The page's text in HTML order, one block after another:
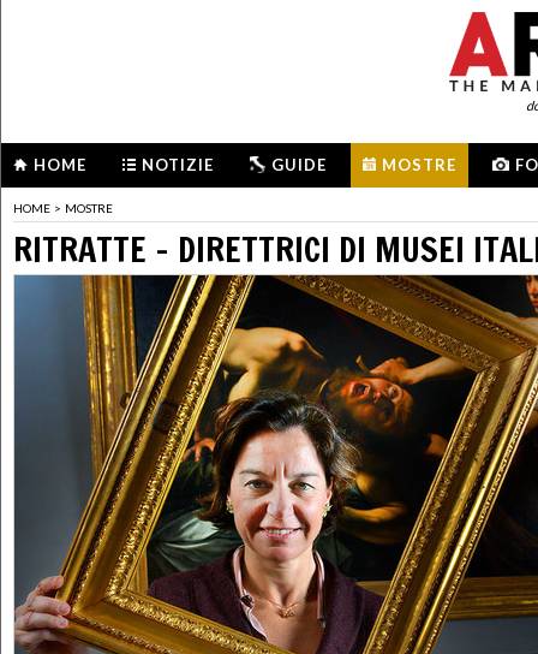
HOME NOTIZIE GUIDE MOSTRE
HOME > MOSTRE
RITRATTE – DIRETTRICI DI MUSEI